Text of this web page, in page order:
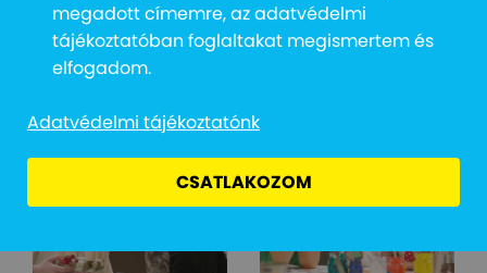
megadott címemre, az adatvédelmi
tájékoztatóban foglaltakat megismertem és
elfogadom.
Adatvédelmi tájékoztatónk
CSATLAKOZOM